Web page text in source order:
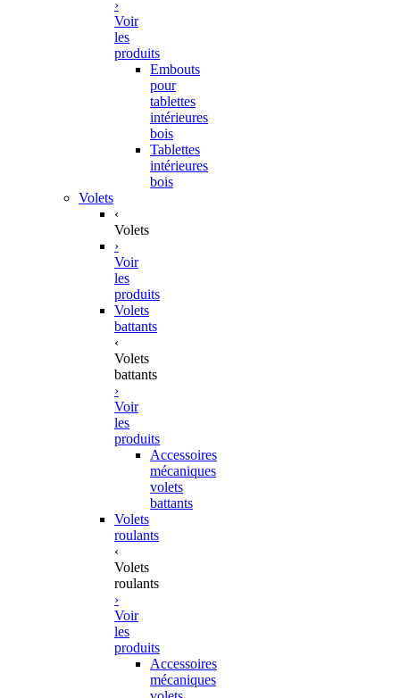
›
Voir
les
produits
Embouts
pour
tablettes
intérieures
bois
Tablettes
intérieures
bois
Volets
‹
Volets
›
Voir
les
produits
Volets
battants
‹
Volets
battants
›
Voir
les
produits
Accessoires
mécaniques
volets
battants
Volets
roulants
‹
Volets
roulants
›
Voir
les
produits
Accessoires
mécaniques